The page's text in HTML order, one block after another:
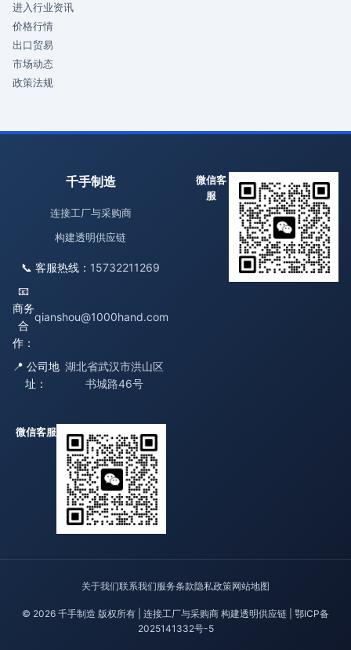
进入行业资讯
价格行情
出口贸易
市场动态
政策法规
千手制造
连接工厂与采购商
构建透明供应链
📞 客服热线： 15732211269
📧
商务
合
作：
qianshou@1000hand.com
📍 公司地
址：
湖北省武汉市洪山区
书城路46号
微信客
服
微信客服
关于我们联系我们服务条款隐私政策网站地图
© 2026 千手制造 版权所有 | 连接工厂与采购商 构建透明供应链 | 鄂ICP备
2025141332号-5